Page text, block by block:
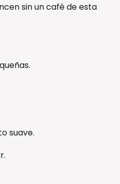
sin un café de esta
suave.